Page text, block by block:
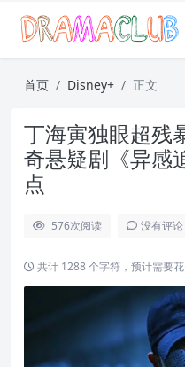
首页 Disney+ 正文
丁海寅独眼超残
奇悬疑剧《异感
点
576次阅读 没有评论
共计 1288 个字符，预计需要花